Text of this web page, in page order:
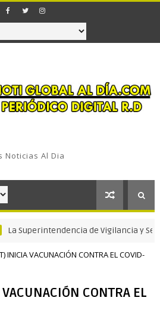
Noticias Al Dia
de Vigilancia y
INICIA VACUNACIÓN CONTRA EL COVID-
CONTRA EL